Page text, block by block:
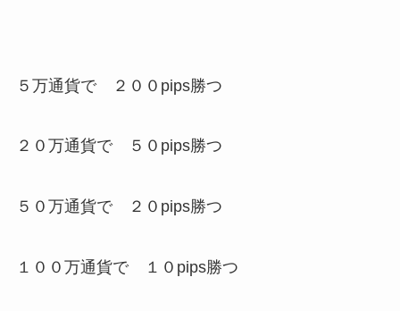
５万通貨で ２００pips勝つ
２０万通貨で ５０pips勝つ
５０万通貨で ２０pips勝つ
１００万通貨で １０pips勝つ